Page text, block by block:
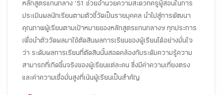
หลักสูตรแกนกลาง '51 ช่วยอำนวยความสะดวกครูผู้สอนในการ
ประเมินผลนักเรียนตามตัวชี้วัดเป็นรายบุคคล นำไปสู่การพัฒนา
คุณภาพผู้เรียนตามเป้าหมายของหลักสูตรแกนกลางฯ ทุกประการ
เพื่อนำตัววัดผลมาใช้ตัดสินผลการเรียนของผู้เรียนได้อย่างมั่นใจ
ว่า ระดับผลการเรียนที่ตัดสินนั้นสอดคล้องกับระดับความรู้ความ
สามารถที่เกิดขึ้นจริงของผู้เรียนแต่ละคน ซึ่งมีค่าความเที่ยงตรง
และค่าความเชื่อมั่นสูงที่เน้นผู้เรียนเป็นสำคัญ